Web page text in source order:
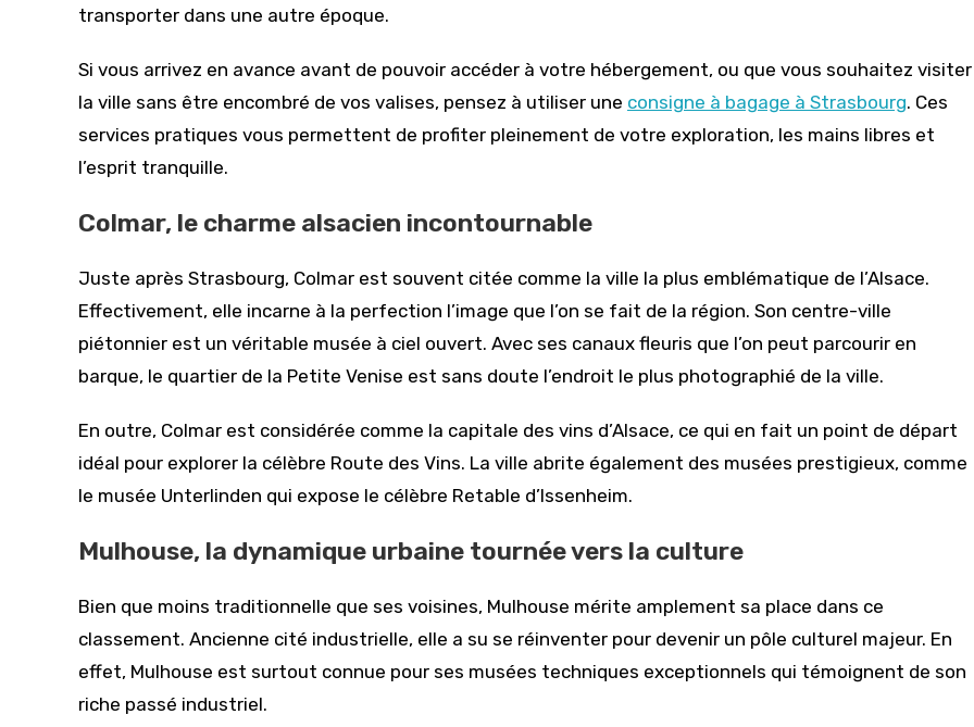
transporter dans une autre époque.
Si vous arrivez en avance avant de pouvoir accéder à votre hébergement, ou que vous souhaitez visiter
la ville sans être encombré de vos valises, pensez à utiliser une consigne à bagage à Strasbourg. Ces
services pratiques vous permettent de profiter pleinement de votre exploration, les mains libres et
l’esprit tranquille.
Colmar, le charme alsacien incontournable
Juste après Strasbourg, Colmar est souvent citée comme la ville la plus emblématique de l’Alsace.
Effectivement, elle incarne à la perfection l’image que l’on se fait de la région. Son centre-ville
piétonnier est un véritable musée à ciel ouvert. Avec ses canaux fleuris que l’on peut parcourir en
barque, le quartier de la Petite Venise est sans doute l’endroit le plus photographié de la ville.
En outre, Colmar est considérée comme la capitale des vins d’Alsace, ce qui en fait un point de départ
idéal pour explorer la célèbre Route des Vins. La ville abrite également des musées prestigieux, comme
le musée Unterlinden qui expose le célèbre Retable d’Issenheim.
Mulhouse, la dynamique urbaine tournée vers la culture
Bien que moins traditionnelle que ses voisines, Mulhouse mérite amplement sa place dans ce
classement. Ancienne cité industrielle, elle a su se réinventer pour devenir un pôle culturel majeur. En
effet, Mulhouse est surtout connue pour ses musées techniques exceptionnels qui témoignent de son
riche passé industriel.